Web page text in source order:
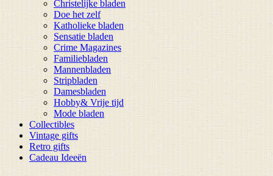
Christelijke bladen
Doe het zelf
Katholieke bladen
Sensatie bladen
Crime Magazines
Familiebladen
Mannenbladen
Stripbladen
Damesbladen
Hobby& Vrije tijd
Mode bladen
Collectibles
Vintage gifts
Retro gifts
Cadeau Ideeën